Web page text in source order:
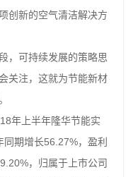
新的空气清洁解决方
可持续发展的策略思
关注，这就为节能新材
年上半年隆华节能实
期增长56.27%，盈利
，归属于上市公司